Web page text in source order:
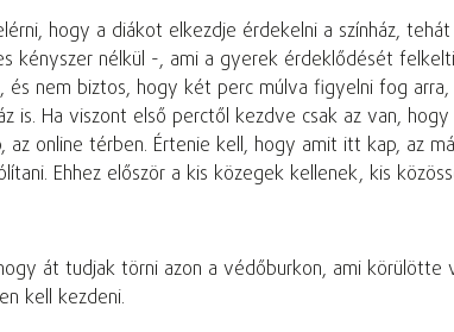
hogy a diákot elkezdje érdekelni a színház,
nélkül -, ami a gyerek érdeklődését
nem biztos, hogy két perc múlva figyelni fog
is. Ha viszont első perctől kezdve csak az van,
online térben. Értenie kell, hogy amit itt kap, az
Ehhez először a kis közegek kellenek, kis
át tudjak törni azon a védőburkon, ami
kell kezdeni.